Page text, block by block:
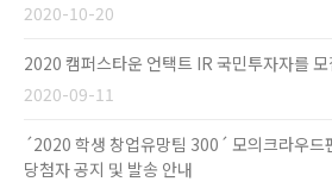
2020-10-20
2020 캠퍼스타운 언택트 IR 국민투자자를
2020-09-11
´2020 학생 창업유망팀 300´ 모의크라우드
당첨자 공지 및 발송 안내